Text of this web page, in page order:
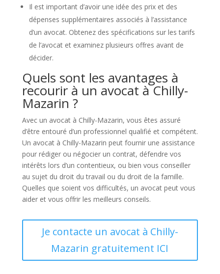
Il est important d’avoir une idée des prix et des
dépenses supplémentaires associés à l’assistance
d’un avocat. Obtenez des spécifications sur les tarifs
de l’avocat et examinez plusieurs offres avant de
décider.
Quels sont les avantages à
recourir à un avocat à Chilly-
Mazarin ?
Avec un avocat à Chilly-Mazarin, vous êtes assuré
d’être entouré d’un professionnel qualifié et compétent.
Un avocat à Chilly-Mazarin peut fournir une assistance
pour rédiger ou négocier un contrat, défendre vos
intérêts lors d’un contentieux, ou bien vous conseiller
au sujet du droit du travail ou du droit de la famille.
Quelles que soient vos difficultés, un avocat peut vous
aider et vous offrir les meilleurs conseils.
Je contacte un avocat à Chilly-
Mazarin gratuitement ICI